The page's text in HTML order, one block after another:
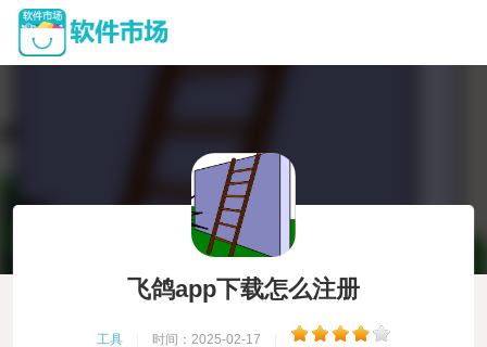
飞鸽app下载怎么注册
工具 时间：2025-02-17